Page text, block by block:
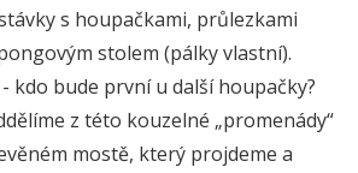
s houpačkami, průlezkami
stolem (pálky vlastní).
kdo bude první u další houpačky?
z této kouzelné „promenády“
mostě, který projdeme a